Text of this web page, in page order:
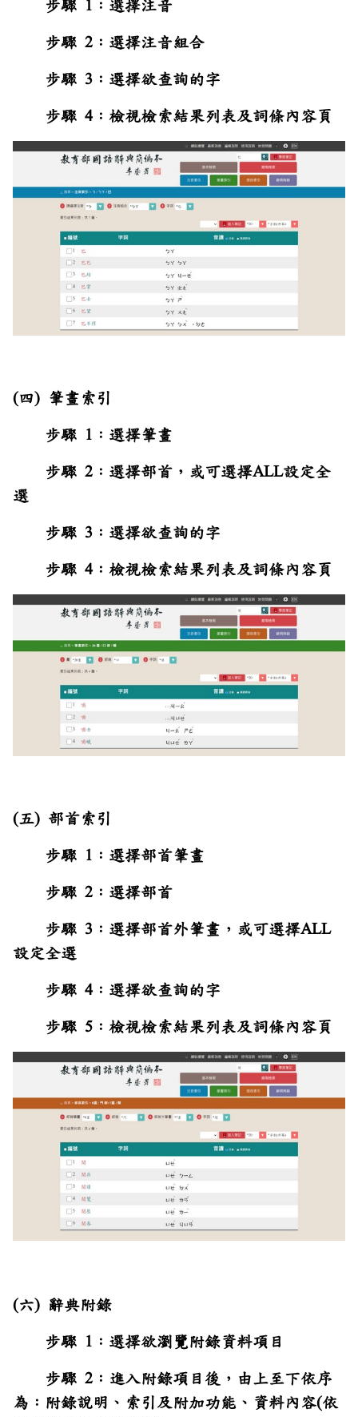
步驟 1：選擇注音
步驟 2：選擇注音組合
步驟 3：選擇欲查詢的字
步驟 4：檢視檢索結果列表及詞條內容頁
(四) 筆畫索引
步驟 1：選擇筆畫
步驟 2：選擇部首，或可選擇ALL設定全
選
步驟 3：選擇欲查詢的字
步驟 4：檢視檢索結果列表及詞條內容頁
(五) 部首索引
步驟 1：選擇部首筆畫
步驟 2：選擇部首
步驟 3：選擇部首外筆畫，或可選擇ALL
設定全選
步驟 4：選擇欲查詢的字
步驟 5：檢視檢索結果列表及詞條內容頁
(六) 辭典附錄
步驟 1：選擇欲瀏覽附錄資料項目
步驟 2：進入附錄項目後，由上至下依序
為：附錄說明、索引及附加功能、資料內容(依